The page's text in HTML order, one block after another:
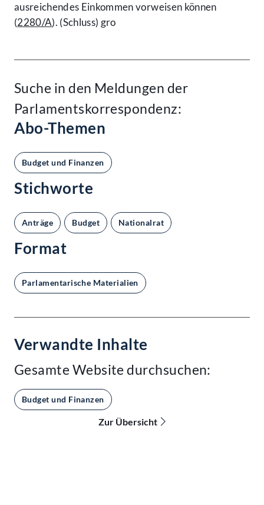
ausreichendes Einkommen vorweisen können
(2280/A). (Schluss) gro
Suche in den Meldungen der
Parlamentskorrespondenz:
Abo-Themen
Budget und Finanzen
Stichworte
Anträge Budget Nationalrat
Format
Parlamentarische Materialien
Verwandte Inhalte
Gesamte Website durchsuchen:
Budget und Finanzen
Zur Übersicht